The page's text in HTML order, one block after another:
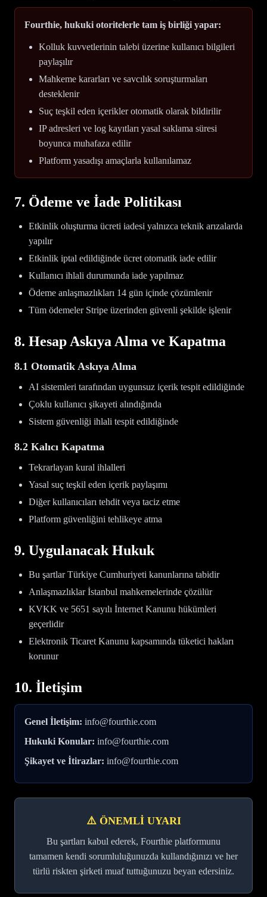
Fourthie, hukuki otoritelerle tam iş birliği yapar:
Kolluk kuvvetlerinin talebi üzerine kullanıcı bilgileri
paylaşılır
Mahkeme kararları ve savcılık soruşturmaları
desteklenir
Suç teşkil eden içerikler otomatik olarak bildirilir
IP adresleri ve log kayıtları yasal saklama süresi
boyunca muhafaza edilir
Platform yasadışı amaçlarla kullanılamaz
7. Ödeme ve İade Politikası
Etkinlik oluşturma ücreti iadesi yalnızca teknik arızalarda
yapılır
Etkinlik iptal edildiğinde ücret otomatik iade edilir
Kullanıcı ihlali durumunda iade yapılmaz
Ödeme anlaşmazlıkları 14 gün içinde çözümlenir
Tüm ödemeler Stripe üzerinden güvenli şekilde işlenir
8. Hesap Askıya Alma ve Kapatma
8.1 Otomatik Askıya Alma
AI sistemleri tarafından uygunsuz içerik tespit edildiğinde
Çoklu kullanıcı şikayeti alındığında
Sistem güvenliği ihlali tespit edildiğinde
8.2 Kalıcı Kapatma
Tekrarlayan kural ihlalleri
Yasal suç teşkil eden içerik paylaşımı
Diğer kullanıcıları tehdit veya taciz etme
Platform güvenliğini tehlikeye atma
9. Uygulanacak Hukuk
Bu şartlar Türkiye Cumhuriyeti kanunlarına tabidir
Anlaşmazlıklar İstanbul mahkemelerinde çözülür
KVKK ve 5651 sayılı İnternet Kanunu hükümleri
geçerlidir
Elektronik Ticaret Kanunu kapsamında tüketici hakları
korunur
10. İletişim
Genel İletişim: info@fourthie.com
Hukuki Konular: info@fourthie.com
Şikayet ve İtirazlar: info@fourthie.com
⚠️ ÖNEMLİ UYARI
Bu şartları kabul ederek, Fourthie platformunu
tamamen kendi sorumluluğunuzda kullandığınızı ve her
türlü riskten şirketi muaf tuttuğunuzu beyan edersiniz.